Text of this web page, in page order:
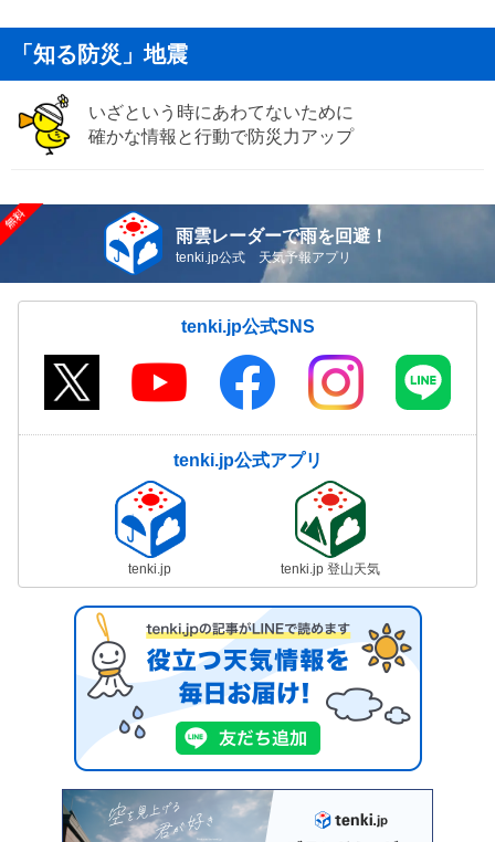
「知る防災」地震
いざという時にあわてないために
確かな情報と行動で防災力アップ
雨雲レーダーで雨を回避！
tenki.jp公式 天気予報アプリ
tenki.jp公式SNS
tenki.jp公式アプリ
tenki.jp tenki.jp 登山天気